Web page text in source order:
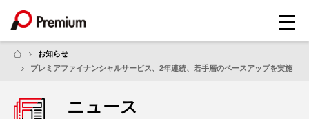
メ
ニ
ー
お知らせ
プレミアファイナンシャルサービス、2年連続、若手層のベースアップを実施
ニュース